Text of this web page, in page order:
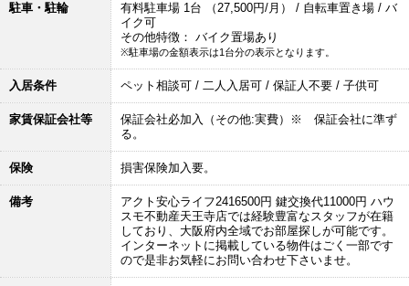
駐車・駐輪
有料駐車場 1台 （27,500円/月） / 自転車置き場 / バ
イク可
その他特徴： バイク置場あり
※駐車場の金額表示は1台分の表示となります。
入居条件 ペット相談可 / 二人入居可 / 保証人不要 / 子供可
家賃保証会社等
保証会社必加入（その他:実費）※ 保証会社に準ず
る。
保険 損害保険加入要。
備考
アクト安心ライフ2416500円 鍵交換代11000円 ハウ
スモ不動産天王寺店では経験豊富なスタッフが在籍
しており、大阪府内全域でお部屋探しが可能です。
インターネットに掲載している物件はごく一部です
ので是非お気軽にお問い合わせ下さいませ。